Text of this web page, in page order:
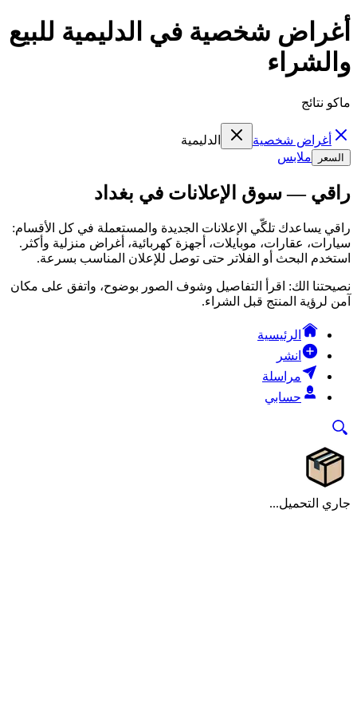
أغراض شخصية في الدليمية للبيع
والشراء
ماكو نتائج
أغراض شخصية الدليمية
السعر ملابس
راقي — سوق الإعلانات في بغداد
راقي يساعدك تلگّي الإعلانات الجديدة والمستعملة في كل الأقسام:
سيارات، عقارات، موبايلات، أجهزة كهربائية، أغراض منزلية وأكثر.
استخدم البحث أو الفلاتر حتى توصل للإعلان المناسب بسرعة.
نصيحتنا الك: اقرأ التفاصيل وشوف الصور بوضوح، واتفق على مكان
آمن لرؤية المنتج قبل الشراء.
الرئيسية
انشر
مراسلة
حسابي
جاري التحميل...